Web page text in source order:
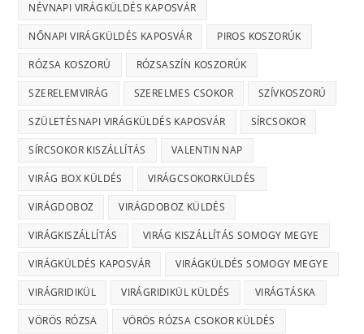
NÉVNAPI VIRÁGKÜLDÉS KAPOSVÁR
NŐNAPI VIRÁGKÜLDÉS KAPOSVÁR PIROS KOSZORÚK
RÓZSA KOSZORÚ RÓZSASZÍN KOSZORÚK
SZERELEMVIRÁG SZERELMES CSOKOR SZÍVKOSZORÚ
SZÜLETÉSNAPI VIRÁGKÜLDÉS KAPOSVÁR SÍRCSOKOR
SÍRCSOKOR KISZÁLLÍTÁS VALENTIN NAP
VIRÁG BOX KÜLDÉS VIRÁGCSOKORKÜLDÉS
VIRÁGDOBOZ VIRÁGDOBOZ KÜLDÉS
VIRÁGKISZÁLLÍTÁS VIRÁG KISZÁLLÍTÁS SOMOGY MEGYE
VIRÁGKÜLDÉS KAPOSVÁR VIRÁGKÜLDÉS SOMOGY MEGYE
VIRÁGRIDIKÜL VIRÁGRIDIKÜL KÜLDÉS VIRÁGTÁSKA
VÖRÖS RÓZSA VÖRÖS RÓZSA CSOKOR KÜLDÉS